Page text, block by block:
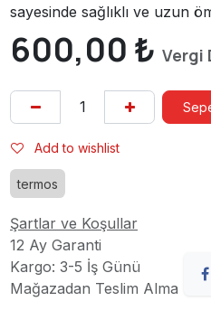
sayesinde sağlıklı ve uzun
600,00 ₺ Vergi
Add to wishlist
termos
Şartlar ve Koşullar
12 Ay Garanti
Kargo: 3-5 İş Günü
Mağazadan Teslim Alma